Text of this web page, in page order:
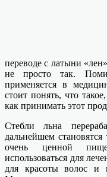
переводе с латыни
не просто так.
применяется в
стоит понять, что
как принимать этот
Стебли льна
дальнейшем
очень ценной
использоваться для
для красоты волос и